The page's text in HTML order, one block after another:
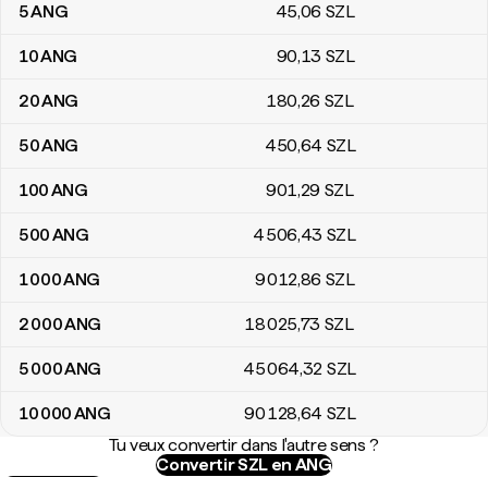
5ANG 45,06 SZL
10ANG 90,13 SZL
20ANG 180,26 SZL
50ANG 450,64 SZL
100ANG 901,29 SZL
500ANG 4 506,43 SZL
1 000ANG 9 012,86 SZL
2 000ANG 18 025,73 SZL
5 000ANG 45 064,32 SZL
10 000ANG 90 128,64 SZL
Tu veux convertir dans l'autre sens ?
Convertir SZL en ANG